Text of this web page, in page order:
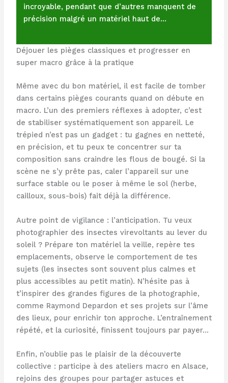
incroyable, pendant que d’autres manquent de
précision malgré un matériel haut de…
Déjouer les pièges classiques et progresser en
super macro grâce à la pratique
Même avec du bon matériel, il est facile de tomber
dans certains pièges courants quand on débute en
macro. L’un des premiers réflexes à adopter, c’est
de stabiliser systématiquement son appareil. Le
trépied n’est pas un gadget : tu gagnes en netteté,
en précision, et tu peux te concentrer sur ta
composition sans craindre les flous de bougé. Si la
scène ne s’y prête pas, caler l’appareil sur une
surface stable ou le poser à même le sol (herbe,
cailloux, sous-bois) fait déjà la différence.
Autre point de vigilance : l’anticipation. Tu veux
photographier des insectes virevoltants au lever du
soleil ? Prépare ton matériel la veille, repère tes
emplacements, observe le comportement de tes
sujets (les insectes sont souvent plus calmes et
plus accessibles au petit matin). N’hésite pas à
t’inspirer des grandes figures de la photographie,
comme Raymond Depardon et ses projets sur l’âme
des lieux, pour enrichir ton approche. L’entraînement
répété, et la curiosité, finissent toujours par payer…
Enfin, n’oublie pas le plaisir de la découverte
collective : participe à des ateliers macro en Alsace,
rejoins des groupes pour partager astuces et